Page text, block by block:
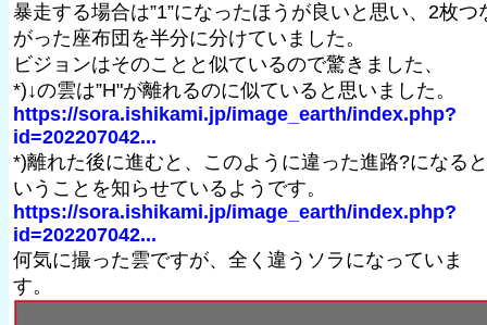
暴走する場合は”1”になったほうが良いと思い、2枚つ
がった座布団を半分に分けていました。
ビジョンはそのことと似ているので驚きました、
*)↓の雲は”H"が離れるのに似ていると思いました。
https://sora.ishikami.jp/image_earth/index.php?
id=202207042...
*)離れた後に進むと、このように違った進路?になると
いうことを知らせているようです。
https://sora.ishikami.jp/image_earth/index.php?
id=202207042...
何気に撮った雲ですが、全く違うソラになっていま
す。